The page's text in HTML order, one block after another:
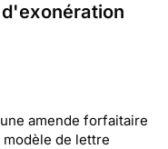
amende forfaitaire
de lettre